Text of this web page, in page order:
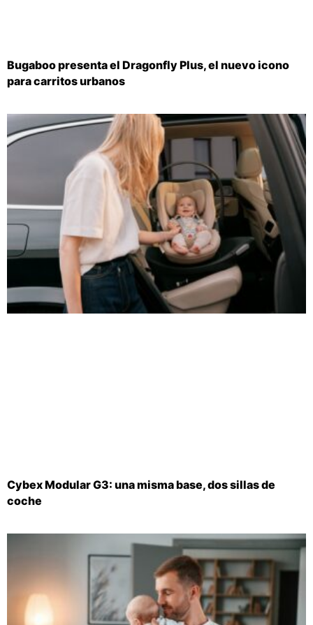
Bugaboo presenta el Dragonfly Plus, el nuevo icono
para carritos urbanos
Cybex Modular G3: una misma base, dos sillas de
coche